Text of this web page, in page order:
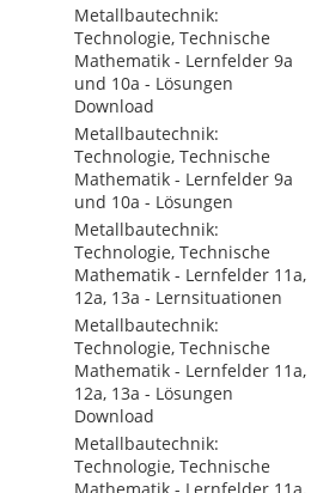
Metallbautechnik:
Technologie, Technische
Mathematik - Lernfelder 9a
und 10a - Lösungen
Download
Metallbautechnik:
Technologie, Technische
Mathematik - Lernfelder 9a
und 10a - Lösungen
Metallbautechnik:
Technologie, Technische
Mathematik - Lernfelder 11a,
12a, 13a - Lernsituationen
Metallbautechnik:
Technologie, Technische
Mathematik - Lernfelder 11a,
12a, 13a - Lösungen
Download
Metallbautechnik:
Technologie, Technische
Mathematik - Lernfelder 11a,